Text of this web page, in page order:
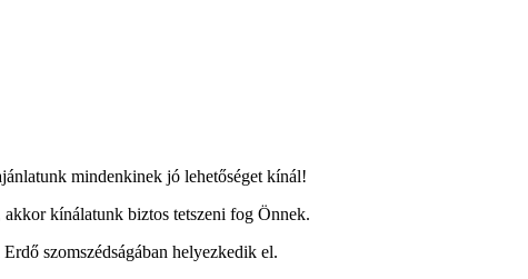
mindenkinek jó lehetőséget kínál!
akkor kínálatunk biztos tetszeni fog Önnek.
szomszédságában helyezkedik el.